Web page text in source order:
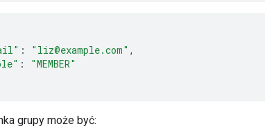
: "liz@example.com" ,
:
"MEMBER"
grupy może być: